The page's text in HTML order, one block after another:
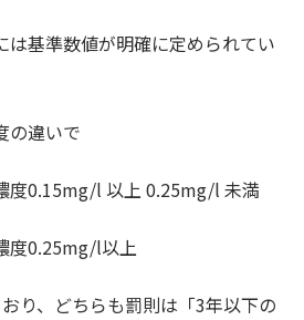
は基準数値が明確に定められてい
の違いで
度0.15mg/l 以上 0.25mg/l 未満
度0.25mg/l以上
り、どちらも罰則は「3年以下の